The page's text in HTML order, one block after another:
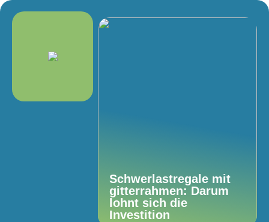
Schwerlastregale mit
gitterrahmen: Darum
lohnt sich die
Investition